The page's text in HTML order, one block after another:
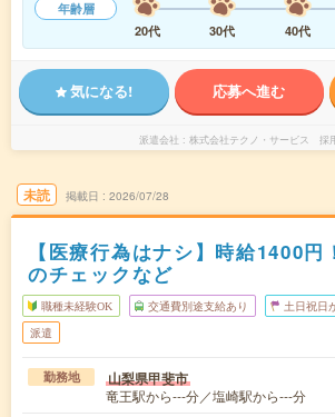
年齢層
20代
30代 40代
気になる! 応募へ進む
派遣会社 株式会社テクノ・サービス 採
未読 掲載日 2026/07/28
【医療行為はナシ】時給1400円
のチェックなど
職種未経験OK 交通費別途支給あり 土日祝日
派遣
勤務地 山梨県甲斐市
竜王駅から---分／塩崎駅から---分